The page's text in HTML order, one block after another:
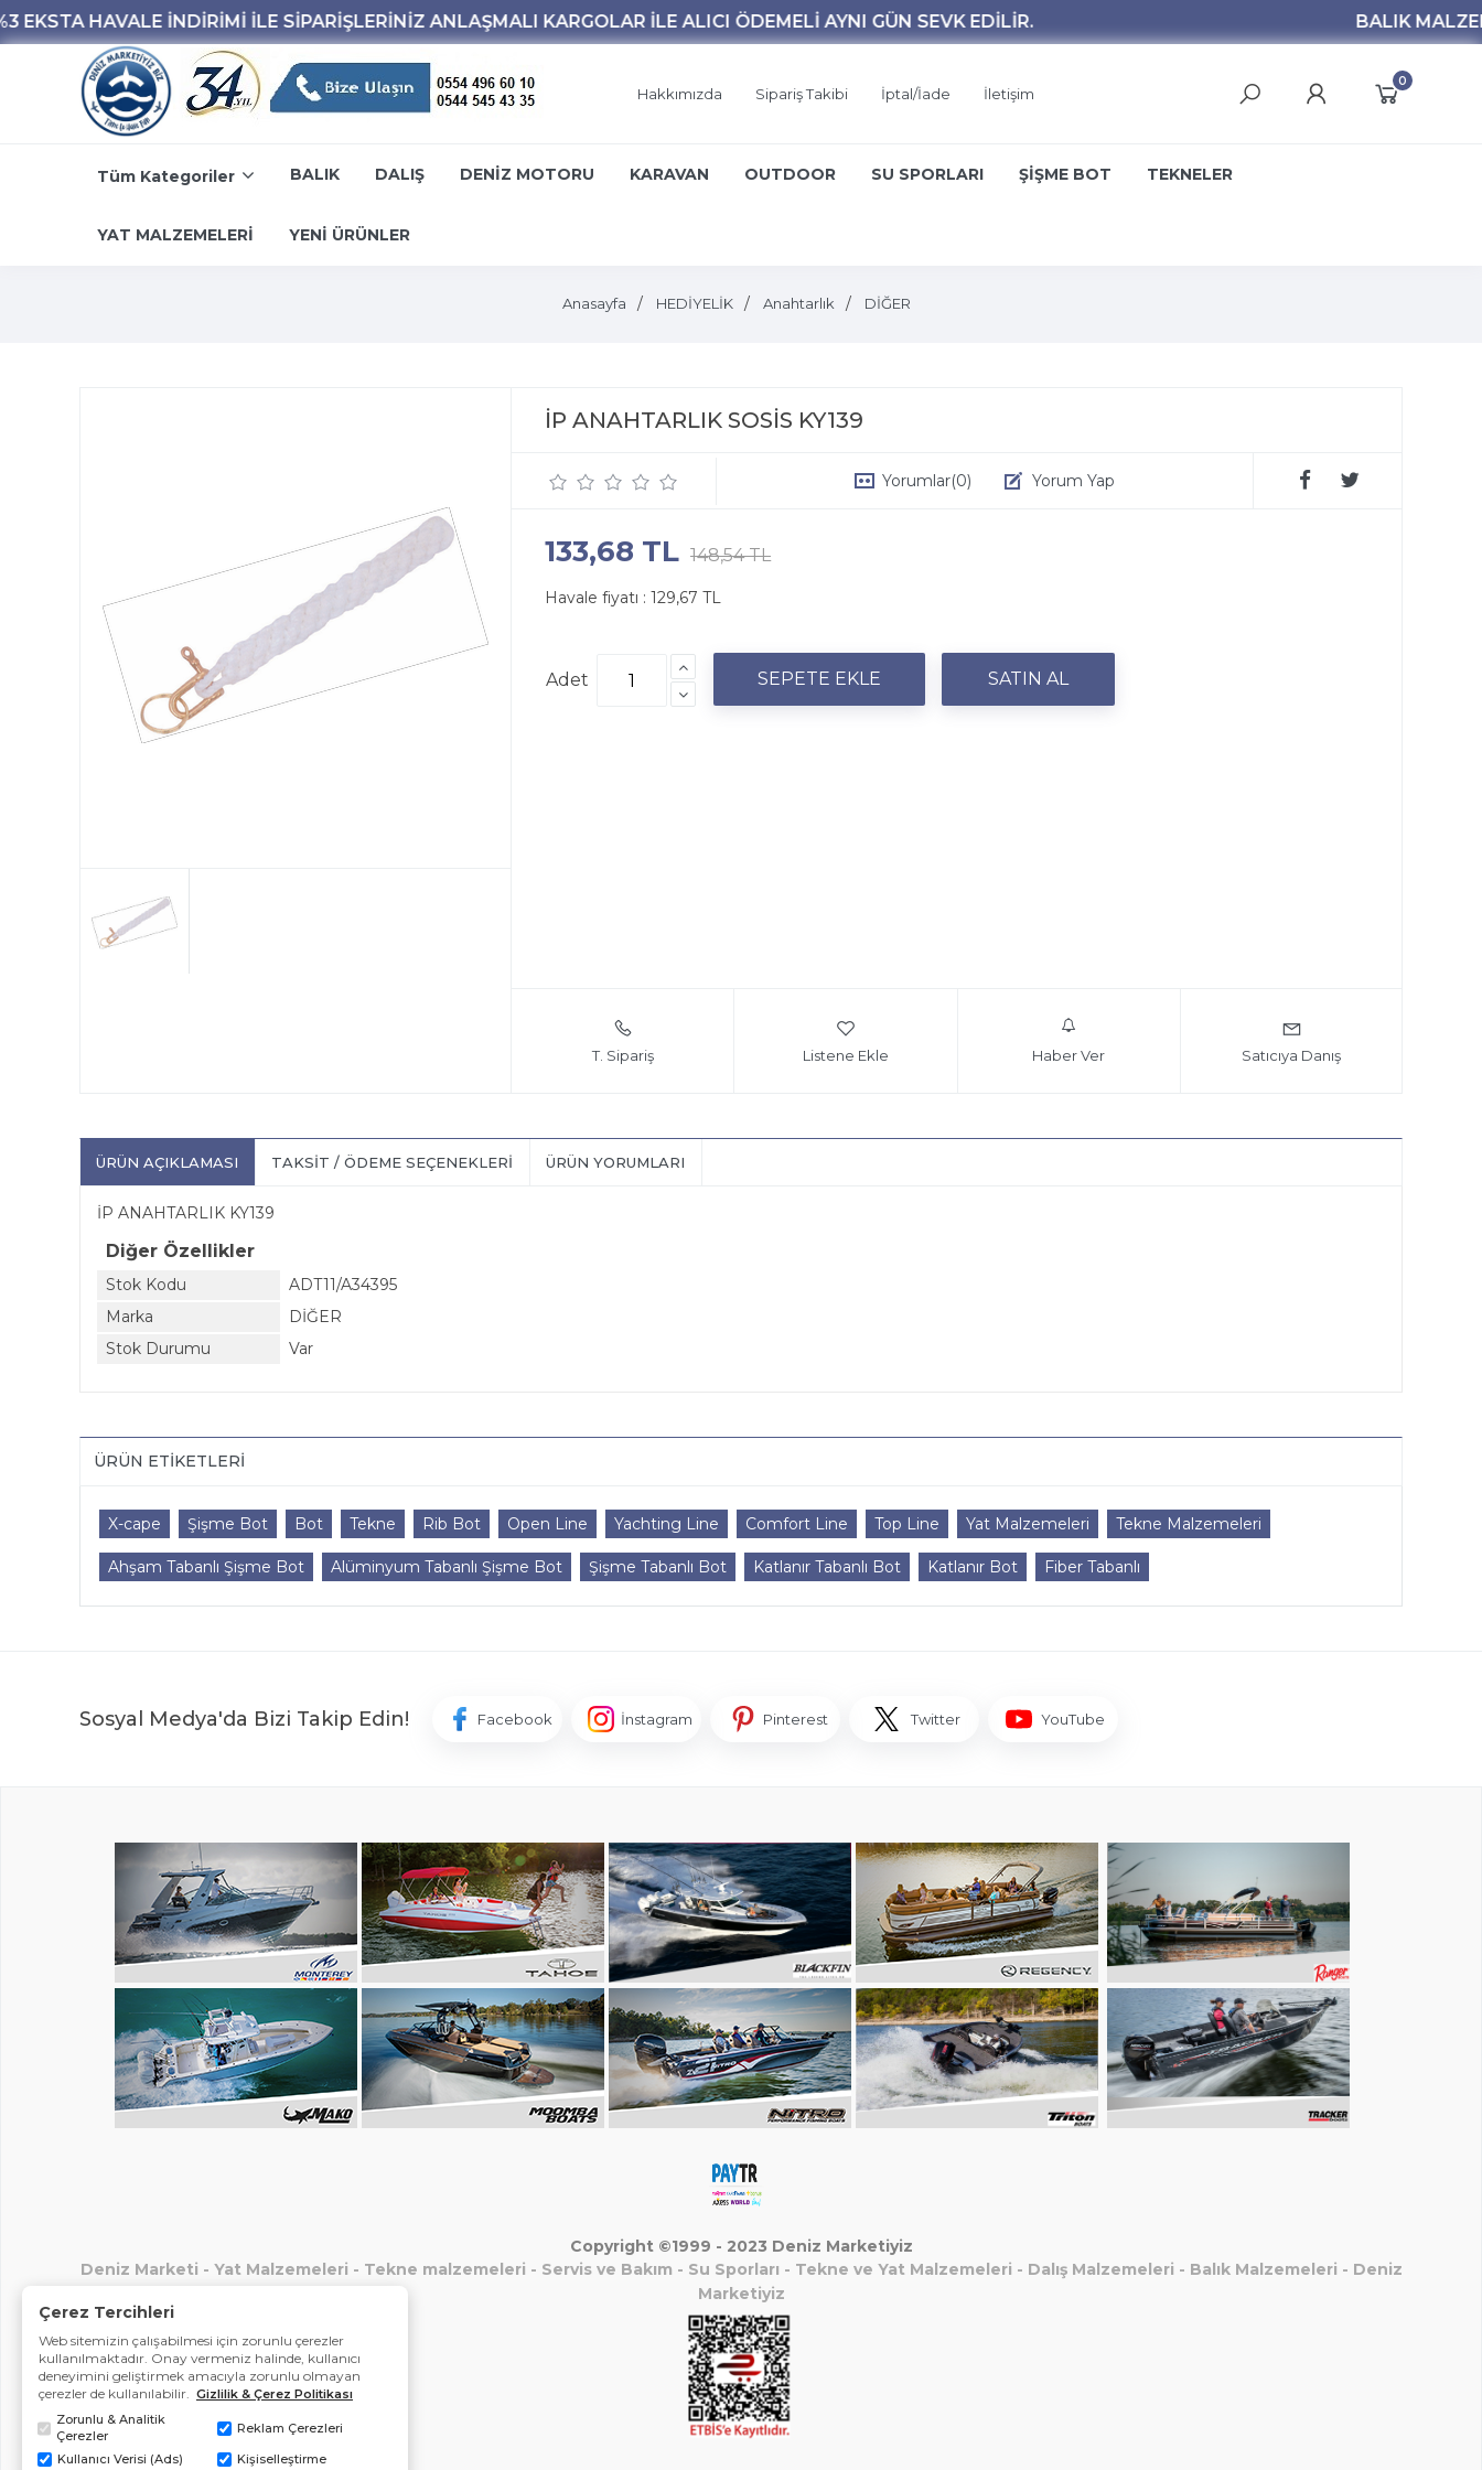
Hakkımızda Sipariş Takibi İptal/İade İletişim
0
Tüm Kategoriler BALIK DALIŞ DENİZ MOTORU KARAVAN OUTDOOR SU SPORLARI ŞİŞME BOT TEKNELER
YAT MALZEMELERİ YENİ ÜRÜNLER
Anasayfa HEDİYELİK Anahtarlık DİĞER
İP ANAHTARLIK SOSİS KY139
Yorumlar(0) Yorum Yap
133,68 TL 148,54 TL
Havale fiyatı : 129,67 TL
Adet
T. Sipariş Listene Ekle Haber Ver Satıcıya Danış
ÜRÜN AÇIKLAMASI TAKSIT / ÖDEME SEÇENEKLERI ÜRÜN YORUMLARI
İP ANAHTARLIK KY139
Diğer Özellikler
Stok Kodu
ADT11/A34395
Marka
DİĞER
Stok Durumu
Var
ÜRÜN ETIKETLERI
X-cape Şişme Bot Bot Tekne Rib Bot Open Line Yachting Line Comfort Line Top Line Yat Malzemeleri Tekne Malzemeleri
Ahşam Tabanlı Şişme Bot Alüminyum Tabanlı Şişme Bot Şişme Tabanlı Bot Katlanır Tabanlı Bot Katlanır Bot Fiber Tabanlı
Sosyal Medya'da Bizi Takip Edin! Facebook İnstagram Pinterest Twitter YouTube
Copyright ©1999 - 2023 Deniz Marketiyiz
Deniz Marketi - Yat Malzemeleri - Tekne malzemeleri - Servis ve Bakım - Su Sporları - Tekne ve Yat Malzemeleri - Dalış Malzemeleri - Balık Malzemeleri - Deniz
Marketiyiz
Çerez Tercihleri
Web sitemizin çalışabilmesi için zorunlu çerezler
kullanılmaktadır. Onay vermeniz halinde, kullanıcı
deneyimini geliştirmek amacıyla zorunlu olmayan
çerezler de kullanılabilir. Gizlilik & Çerez Politikası
Zorunlu & Analitik
Çerezler
Reklam Çerezleri
Kullanıcı Verisi (Ads) Kişiselleştirme